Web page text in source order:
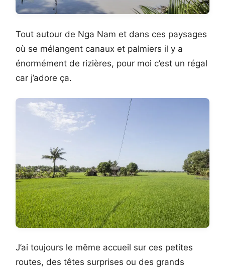
Tout autour de Nga Nam et dans ces paysages
où se mélangent canaux et palmiers il y a
énormément de rizières, pour moi c’est un régal
car j’adore ça.
J’ai toujours le même accueil sur ces petites
routes, des têtes surprises ou des grands